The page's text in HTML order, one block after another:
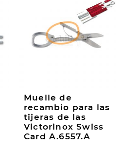
Muelle de
recambio para las
tijeras de las
Victorinox Swiss
Card A.6557.A